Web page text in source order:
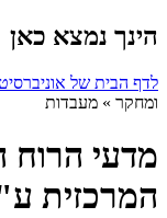
הינך נמצא כאן
לדף הבית של
ומחקר » מעבדות
מדעי הרוח
המרכזית